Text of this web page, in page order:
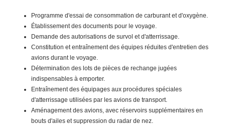
Programme d'essai de consommation de carburant et d'oxygène.
Établissement des documents pour le voyage.
Demande des autorisations de survol et d'atterrissage.
Constitution et entraînement des équipes réduites d'entretien des
avions durant le voyage.
Détermination des lots de pièces de rechange jugées
indispensables à emporter.
Entraînement des équipages aux procédures spéciales
d'atterrissage utilisées par les avions de transport.
Aménagement des avions, avec réservoirs supplémentaires en
bouts d'ailes et suppression du radar de nez.